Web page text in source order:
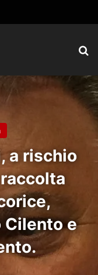
a rischio
Cilento e